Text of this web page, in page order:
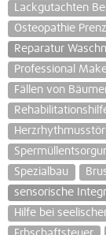
Lackgutachten
Osteopathie
Reparatur
Professional
Fällen von
Spezialbau
sensorische
Hilfe bei